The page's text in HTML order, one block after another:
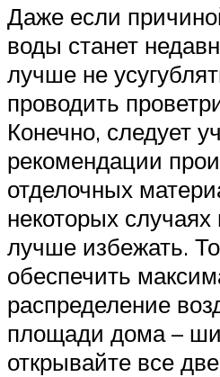
Даже если
воды станет
лучше не
проводить
Конечно, следует
рекомендации
отделочных
некоторых
лучше избежать.
обеспечить
распределение
площади дома –
открывайте все